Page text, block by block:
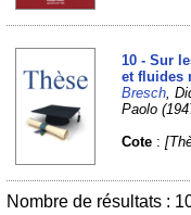
10 - Sur
et fluides
Bresch ,
Paolo
Cote :
Nombre de résultats :